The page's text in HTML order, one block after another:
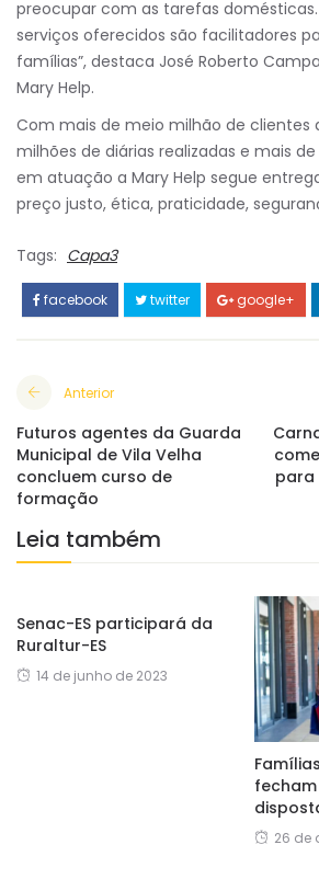
preocupar com as tarefas
serviços oferecidos são facilitadores
famílias”, destaca José Roberto
Mary Help.
Com mais de meio milhão de clientes
milhões de diárias realizadas e mais
em atuação a Mary Help segue
preço justo, ética, praticidade,
Tags: Capa3
facebook twitter google+
Anterior
​Futuros agentes da Guarda
Municipal de Vila Velha
concluem curso de
formação
para
Leia também
Senac-ES participará da
Ruraltur-ES
14 de junho de 2023
26 de